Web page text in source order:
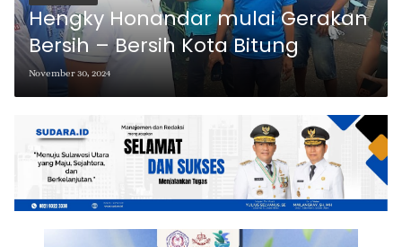
Hengky Honandar mulai Gerakan
Bersih – Bersih Kota Bitung
November 30, 2024